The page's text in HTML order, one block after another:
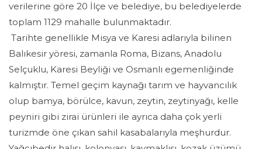
verilerine göre 20 İlçe ve belediye, bu belediyelerde
toplam 1129 mahalle bulunmaktadır.
Tarihte genellikle Misya ve Karesi adlarıyla bilinen
Balıkesir yöresi, zamanla Roma, Bizans, Anadolu
Selçuklu, Karesi Beyliği ve Osmanlı egemenliğinde
kalmıştır. Temel geçim kaynağı tarım ve hayvancılık
olup bamya, börülce, kavun, zeytin, zeytinyağı, kelle
peyniri gibi zirai ürünleri ile ayrıca daha çok yerli
turizmde öne çıkan sahil kasabalarıyla meşhurdur.